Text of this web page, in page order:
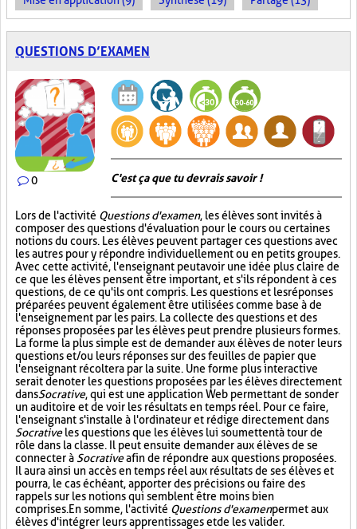
QUESTIONS D’EXAMEN
0 C'est ça que tu devrais savoir !
Lors de l'activité Questions d'examen, les élèves sont invités à
composer des questions d'évaluation pour le cours ou certaines
notions du cours. Les élèves peuvent partager ces questions avec
les autres pour y répondre individuellement ou en petits groupes.
Avec cette activité, l'enseignant peut avoir une idée plus claire de
ce que les élèves pensent être important, et s'ils répondent à ces
questions, de ce qu'ils ont compris. Les questions et les réponses
préparées peuvent également être utilisées comme base à de
l'enseignement par les pairs. La collecte des questions et des
réponses proposées par les élèves peut prendre plusieurs formes.
La forme la plus simple est de demander aux élèves de noter leurs
questions et/ou leurs réponses sur des feuilles de papier que
l'enseignant récoltera par la suite. Une forme plus interactive
serait de noter les questions proposées par les élèves directement
dansSocrative, qui est une application Web permettant de sonder
un auditoire et de voir les résultats en temps réel. Pour ce faire,
l'enseignant s'installe à l'ordinateur et rédige directement dans
Socrativeles questions que les élèves lui soumettent à tour de
rôle dans la classe. Il peut ensuite demander aux élèves de se
connecter à Socrativeafin de répondre aux questions proposées.
Il aura ainsi un accès en temps réel aux résultats de ses élèves et
pourra, le cas échéant, apporter des précisions ou faire des
rappels sur les notions qui semblent être moins bien
comprises. En somme, l'activité Questions d'examenpermet aux
élèves d'intégrer leurs apprentissages et de les valider.